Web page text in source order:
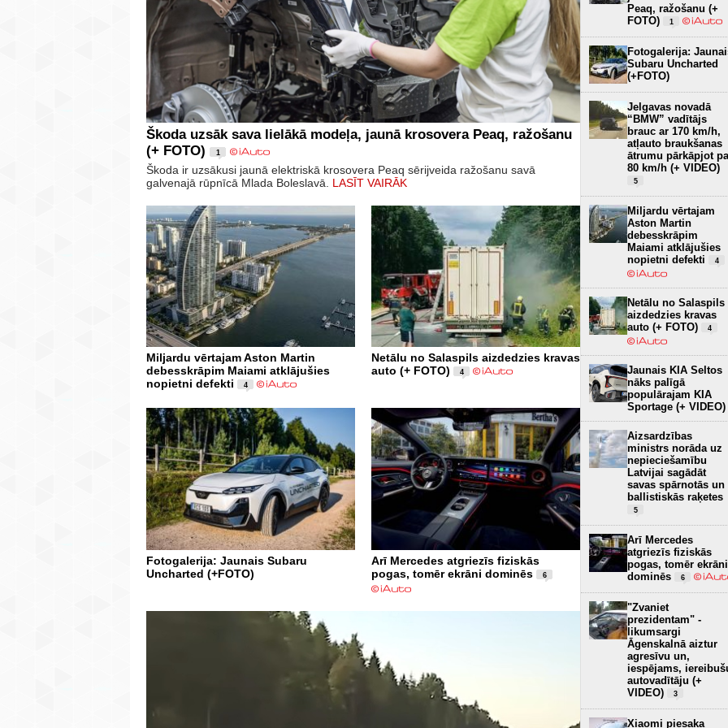
Škoda uzsāk sava lielākā modeļa, jaunā krosovera Peaq, ražošanu
(+ FOTO)
1
Škoda ir uzsākusi jaunā elektriskā krosovera Peaq sērijveida ražošanu savā
galvenajā rūpnīcā Mlada Boleslavā. LASĪT VAIRĀK
Miljardu vērtajam Aston Martin
debesskrāpim Maiami atklājušies
nopietni defekti
4
Netālu no Salaspils aizdedzies kravas
auto (+ FOTO)
4
Fotogalerija: Jaunais Subaru
Uncharted (+FOTO)
Arī Mercedes atgriezīs fiziskās
pogas, tomēr ekrāni dominēs
6
Peaq, ražošanu (+
FOTO)
1
Fotogalerija:
Subaru Uncharted
(+FOTO)
Jelgavas novadā
“BMW” vadītājs
brauc ar 170 km/h,
atļauto braukšanas
ātrumu pārkāpjot
80 km/h (+ VIDEO)
5
Miljardu vērtajam
Aston Martin
debesskrāpim
Maiami atklājušies
nopietni defekti
4
Netālu no Salaspils
aizdedzies kravas
auto (+ FOTO)
4
Jaunais KIA Seltos
nāks palīgā
populārajam KIA
Sportage (+ VIDEO)
Aizsardzības
ministrs norāda uz
nepieciešamību
Latvijai sagādāt
savas spārnotās un
ballistiskās raķetes
5
Arī Mercedes
atgriezīs fiziskās
pogas, tomēr ekrāni
dominēs
6
"Zvaniet
prezidentam" -
likumsargi
Āgenskalnā aiztur
agresīvu un,
iespējams,
autovadītāju (+
VIDEO)
3
Xiaomi piesaka